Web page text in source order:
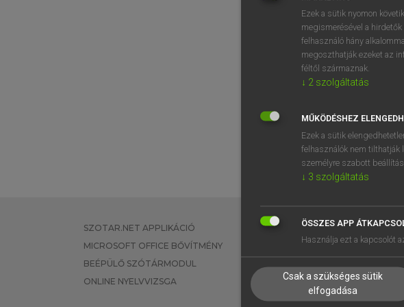
BELÉPÉS
SZOTAR.NET APPLIKÁCIÓ
MICROSOFT OFFICE BŐVÍTMÉNY
BEÉPÜLŐ SZÓTÁRMODUL
ONLINE NYELVVIZSGA
EGYÉNI FELHASZNÁLÓKNAK
TANULÓKNAK
VÁLLALATI MEGOLDÁSOK
Ezek a sütik nyomon
megismerésével a
felhasználó hány
megoszthatják ezeket az
féltől származnak.
↓ 2 szolgáltatás
MŰKÖDÉSHEZ
Ezek a sütik
felhasználók nem tilthatják
személyre szabott
↓ 3 szolgáltatás
ÖSSZES APP
Használja ezt a kapcsolót
Csak a szükséges sütik
elfogadása